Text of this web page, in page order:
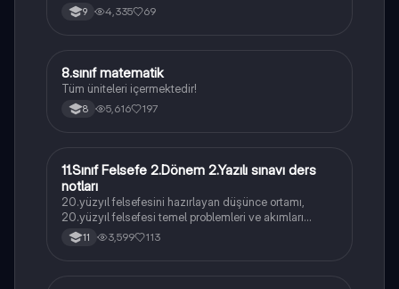
9 4,335 69
Matematik
8.sınıf matematik
Tüm üniteleri içermektedir!
8 5,616 197
Felsefe
11.Sınıf Felsefe 2.Dönem 2.Yazılı sınavı ders
notları
20.yüzyıl felsefesini hazırlayan düşünce ortamı,
20.yüzyıl felsefesi temel problemleri ve akımları
konularını içermektedir
11 3,599 113